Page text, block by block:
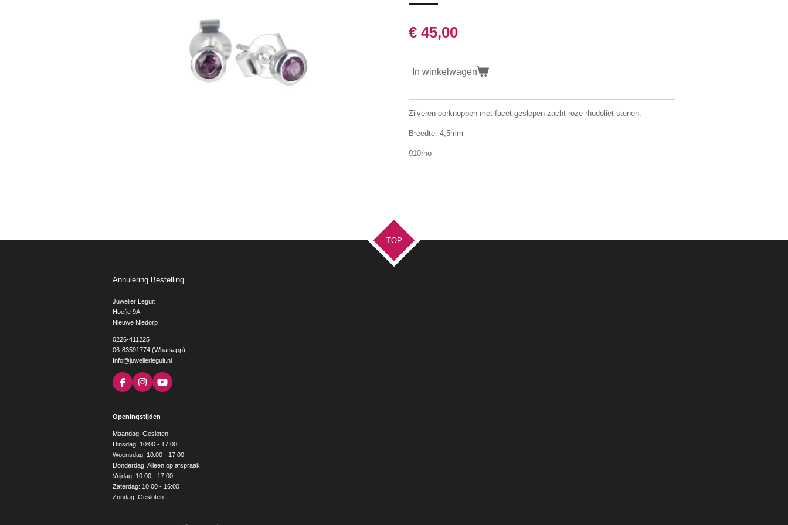
€ 45,00
In winkelwagen
Zilveren oorknoppen met facet geslepen zacht roze rhodoliet stenen.
Breedte: 4,5mm
910rho
TOP
Annulering Bestelling
Juwelier Leguit
Hoefje 9A
Nieuwe Niedorp
0226-411225
06-83591774 (Whatsapp)
Info@juwelierleguit.nl
F
a
b
o
k
I
n
a
g
r
a
m
Y
o
e
Openingstijden
Maandag: Gesloten
Dinsdag: 10:00 - 17:00
Woensdag: 10:00 - 17:00
Donderdag: Alleen op afspraak
Vrijdag: 10:00 - 17:00
Zaterdag: 10:00 - 16:00
Zondag: Gesloten